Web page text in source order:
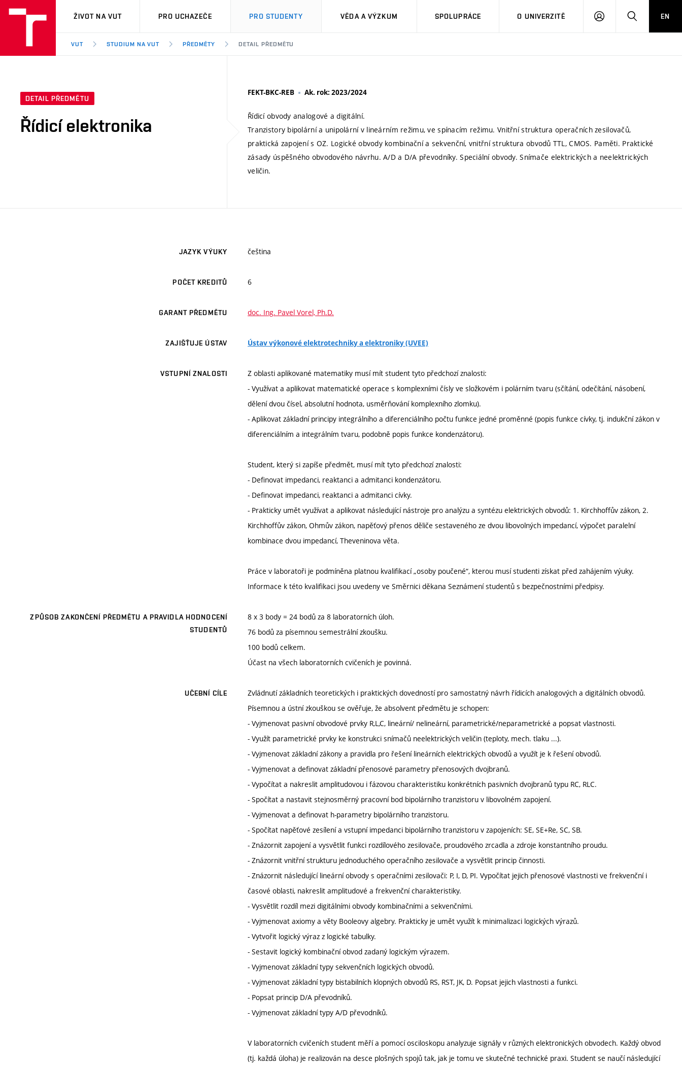
VUT
ŽIVOT NA VUT PRO UCHAZEČE PRO STUDENTY VĚDA A VÝZKUM SPOLUPRÁCE O UNIVERZITĚ
PŘIHLÁSIT HLEDATEN
VUT STUDIUM NA VUT PŘEDMĚTY DETAIL PŘEDMĚTU
DETAIL PŘEDMĚTU
Řídicí elektronika
FEKT-BKC-REB Ak. rok: 2023/2024
Řídicí obvody analogové a digitální.
Tranzistory bipolární a unipolární v lineárním režimu, ve spínacím režimu. Vnitřní struktura operačních zesilovačů,
praktická zapojení s OZ. Logické obvody kombinační a sekvenční, vnitřní struktura obvodů TTL, CMOS. Paměti. Praktické
zásady úspěšného obvodového návrhu. A/D a D/A převodníky. Speciální obvody. Snímače elektrických a neelektrických
veličin.
JAZYK VÝUKY čeština
POČET KREDITŮ 6
GARANT PŘEDMĚTU doc. Ing. Pavel Vorel, Ph.D.
ZAJIŠŤUJE ÚSTAV Ústav výkonové elektrotechniky a elektroniky (UVEE)
VSTUPNÍ ZNALOSTI
Z oblasti aplikované matematiky musí mít student tyto předchozí znalosti:
- Využívat a aplikovat matematické operace s komplexními čísly ve složkovém i polárním tvaru (sčítání, odečítání, násobení,
dělení dvou čísel, absolutní hodnota, usměrňování komplexního zlomku).
- Aplikovat základní principy integrálního a diferenciálního počtu funkce jedné proměnné (popis funkce cívky, tj. indukční zákon v
diferenciálním a integrálním tvaru, podobně popis funkce kondenzátoru).
Student, který si zapíše předmět, musí mít tyto předchozí znalosti:
- Definovat impedanci, reaktanci a admitanci kondenzátoru.
- Definovat impedanci, reaktanci a admitanci cívky.
- Prakticky umět využívat a aplikovat následující nástroje pro analýzu a syntézu elektrických obvodů: 1. Kirchhoffův zákon, 2.
Kirchhoffův zákon, Ohmův zákon, napěťový přenos děliče sestaveného ze dvou libovolných impedancí, výpočet paralelní
kombinace dvou impedancí, Theveninova věta.
Práce v laboratoři je podmíněna platnou kvalifikací „osoby poučené“, kterou musí studenti získat před zahájením výuky.
Informace k této kvalifikaci jsou uvedeny ve Směrnici děkana Seznámení studentů s bezpečnostními předpisy.
ZPŮSOB ZAKONČENÍ PŘEDMĚTU A PRAVIDLA HODNOCENÍ
STUDENTŮ
8 x 3 body = 24 bodů za 8 laboratorních úloh.
76 bodů za písemnou semestrální zkoušku.
100 bodů celkem.
Účast na všech laboratorních cvičeních je povinná.
UČEBNÍ CÍLE
Zvládnutí základních teoretických i praktických dovedností pro samostatný návrh řídicích analogových a digitálních obvodů.
Písemnou a ústní zkouškou se ověřuje, že absolvent předmětu je schopen:
- Vyjmenovat pasivní obvodové prvky R,L,C, lineární/ nelineární, parametrické/neparametrické a popsat vlastnosti.
- Využít parametrické prvky ke konstrukci snímačů neelektrických veličin (teploty, mech. tlaku ...).
- Vyjmenovat základní zákony a pravidla pro řešení lineárních elektrických obvodů a využít je k řešení obvodů.
- Vyjmenovat a definovat základní přenosové parametry přenosových dvojbranů.
- Vypočítat a nakreslit amplitudovou i fázovou charakteristiku konkrétních pasivních dvojbranů typu RC, RLC.
- Spočítat a nastavit stejnosměrný pracovní bod bipolárního tranzistoru v libovolném zapojení.
- Vyjmenovat a definovat h-parametry bipolárního tranzistoru.
- Spočítat napěťové zesílení a vstupní impedanci bipolárního tranzistoru v zapojeních: SE, SE+Re, SC, SB.
- Znázornit zapojení a vysvětlit funkci rozdílového zesilovače, proudového zrcadla a zdroje konstantního proudu.
- Znázornit vnitřní strukturu jednoduchého operačního zesilovače a vysvětlit princip činnosti.
- Znázornit následující lineární obvody s operačními zesilovači: P, I, D, PI. Vypočítat jejich přenosové vlastnosti ve frekvenční i
časové oblasti, nakreslit amplitudové a frekvenční charakteristiky.
- Vysvětlit rozdíl mezi digitálními obvody kombinačními a sekvenčními.
- Vyjmenovat axiomy a věty Booleovy algebry. Prakticky je umět využít k minimalizaci logických výrazů.
- Vytvořit logický výraz z logické tabulky.
- Sestavit logický kombinační obvod zadaný logickým výrazem.
- Vyjmenovat základní typy sekvenčních logických obvodů.
- Vyjmenovat základní typy bistabilních klopných obvodů RS, RST, JK, D. Popsat jejich vlastnosti a funkci.
- Popsat princip D/A převodníků.
- Vyjmenovat základní typy A/D převodníků.
V laboratorních cvičeních student měří a pomocí osciloskopu analyzuje signály v různých elektronických obvodech. Každý obvod
(tj. každá úloha) je realizován na desce plošných spojů tak, jak je tomu ve skutečné technické praxi. Student se naučí následující